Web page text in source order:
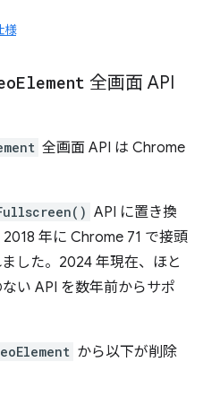
様
Element 全画面 API
全画面 API は Chrome
API に置き換
年に Chrome 71 で接頭
した。2024 年現在、ほと
い API を数年前からサポ
から以下が削除